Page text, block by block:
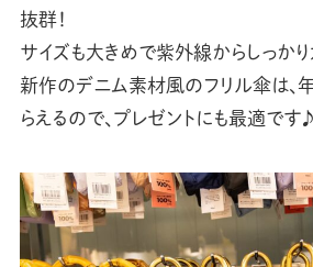
抜群！
サイズも大きめで紫外線からしっかり
新作のデニム素材風のフリル傘は、
らえるので、プレゼントにも最適です♪